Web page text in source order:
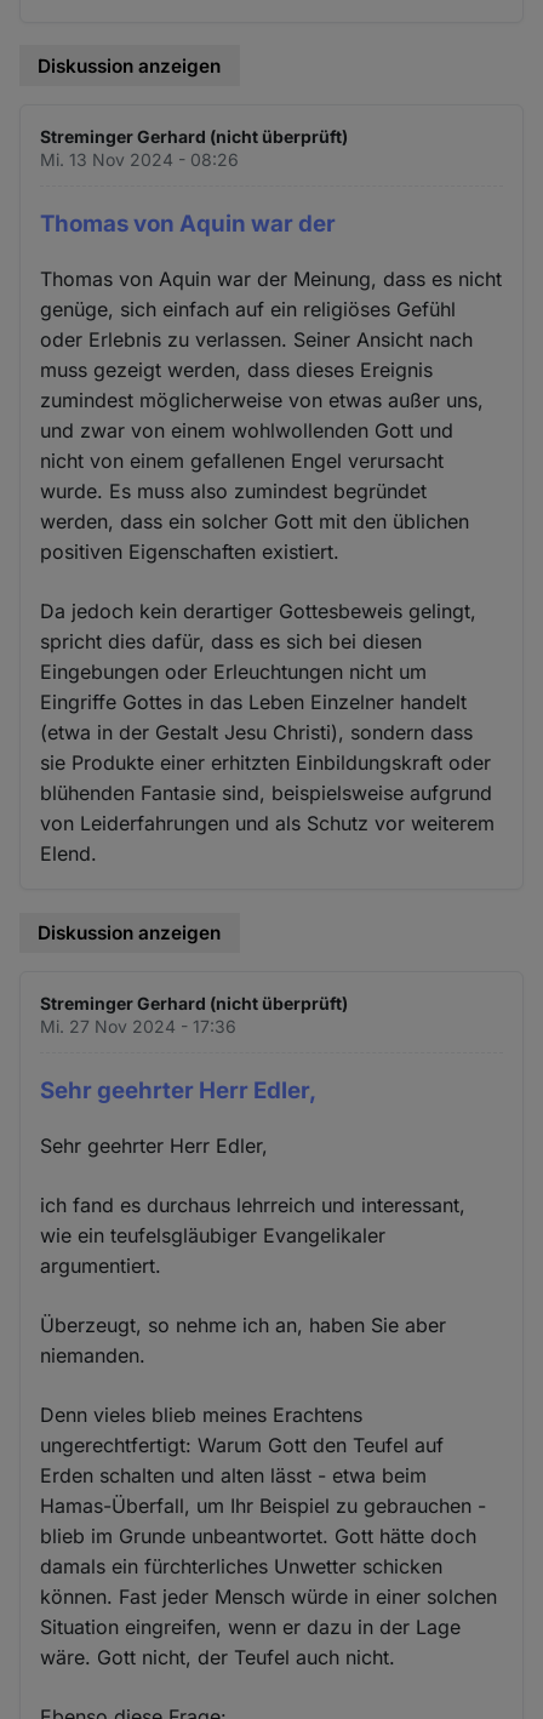
Diskussion anzeigen
Streminger Gerhard (nicht überprüft)
Mi. 13 Nov 2024 - 08:26
Thomas von Aquin war der
Thomas von Aquin war der Meinung, dass es nicht
genüge, sich einfach auf ein religiöses Gefühl
oder Erlebnis zu verlassen. Seiner Ansicht nach
muss gezeigt werden, dass dieses Ereignis
zumindest möglicherweise von etwas außer uns,
und zwar von einem wohlwollenden Gott und
nicht von einem gefallenen Engel verursacht
wurde. Es muss also zumindest begründet
werden, dass ein solcher Gott mit den üblichen
positiven Eigenschaften existiert.
Da jedoch kein derartiger Gottesbeweis gelingt,
spricht dies dafür, dass es sich bei diesen
Eingebungen oder Erleuchtungen nicht um
Eingriffe Gottes in das Leben Einzelner handelt
(etwa in der Gestalt Jesu Christi), sondern dass
sie Produkte einer erhitzten Einbildungskraft oder
blühenden Fantasie sind, beispielsweise aufgrund
von Leiderfahrungen und als Schutz vor weiterem
Elend.
Diskussion anzeigen
Streminger Gerhard (nicht überprüft)
Mi. 27 Nov 2024 - 17:36
Sehr geehrter Herr Edler,
Sehr geehrter Herr Edler,
ich fand es durchaus lehrreich und interessant,
wie ein teufelsgläubiger Evangelikaler
argumentiert.
Überzeugt, so nehme ich an, haben Sie aber
niemanden.
Denn vieles blieb meines Erachtens
ungerechtfertigt: Warum Gott den Teufel auf
Erden schalten und alten lässt - etwa beim
Hamas-Überfall, um Ihr Beispiel zu gebrauchen -
blieb im Grunde unbeantwortet. Gott hätte doch
damals ein fürchterliches Unwetter schicken
können. Fast jeder Mensch würde in einer solchen
Situation eingreifen, wenn er dazu in der Lage
wäre. Gott nicht, der Teufel auch nicht.